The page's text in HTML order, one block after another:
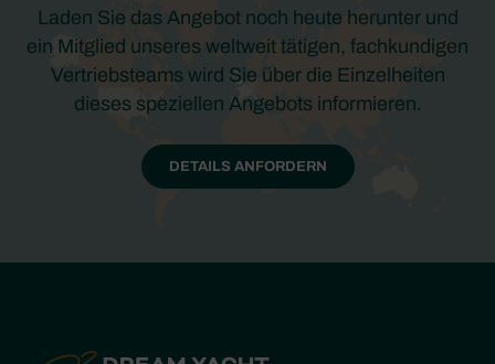
Laden Sie das Angebot noch heute herunter und
ein Mitglied unseres weltweit tätigen, fachkundigen
Vertriebsteams wird Sie über die Einzelheiten
dieses speziellen Angebots informieren.
DETAILS ANFORDERN